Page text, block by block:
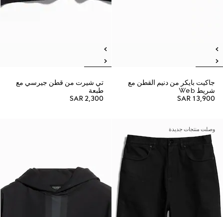
جاكيت بايكر من دنيم القطن مع
شريط Web
SAR 13,900
تي شيرت من قطن جيرسي مع
طبعة
SAR 2,300
وصلت منتجات جديدة